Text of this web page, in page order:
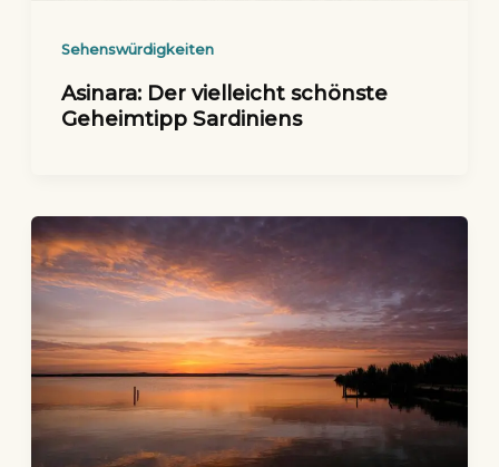
Sehenswürdigkeiten
Asinara: Der vielleicht schönste
Geheimtipp Sardiniens